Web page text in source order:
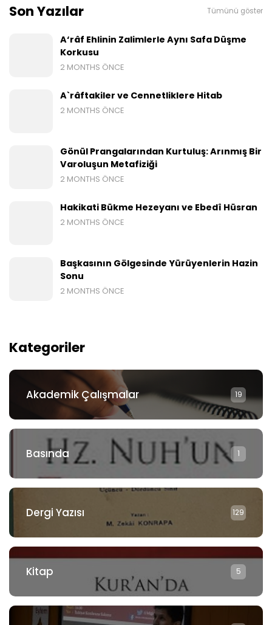
Son Yazılar Tümünü göster
A‘râf Ehlinin Zalimlerle Aynı Safa Düşme
Korkusu
2 MONTHS ÖNCE
A`râftakiler ve Cennetliklere Hitab
2 MONTHS ÖNCE
Gönül Prangalarından Kurtuluş: Arınmış Bir
Varoluşun Metafiziği
2 MONTHS ÖNCE
Hakikati Bükme Hezeyanı ve Ebedî Hüsran
2 MONTHS ÖNCE
Başkasının Gölgesinde Yürüyenlerin Hazin
Sonu
2 MONTHS ÖNCE
Kategoriler
Akademik Çalışmalar 19
Basında 1
Dergi Yazısı 129
Kitap 5